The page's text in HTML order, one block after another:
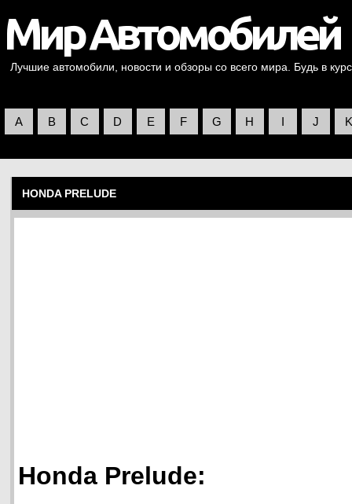
Лучшие автомобили, новости и обзоры со всего мира. Будь в
A B C D E F G H I J K
HONDA PRELUDE
Honda Prelude: